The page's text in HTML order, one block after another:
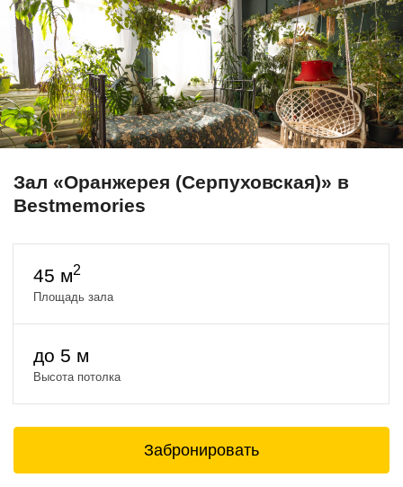
Зал «Оранжерея (Серпуховская)» в
Bestmemories
45 м2
Площадь зала
до 5 м
Высота потолка
Забронировать